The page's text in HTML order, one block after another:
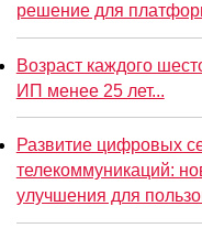
решение для
Возраст каждого
ИП менее 25 лет...
Развитие цифровых
телекоммуникаций:
улучшения для